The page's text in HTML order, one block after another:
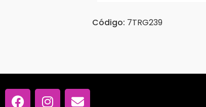
Código: 7TRG239